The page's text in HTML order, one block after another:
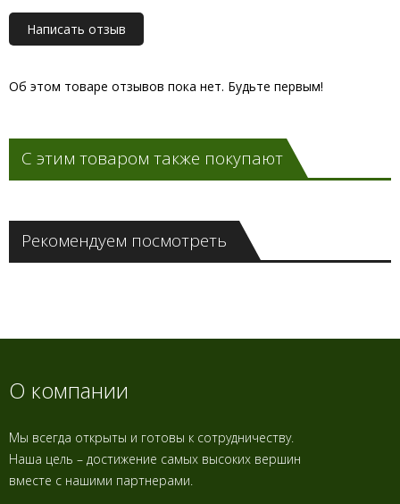
Написать отзыв
Об этом товаре отзывов пока нет. Будьте первым!
С этим товаром также покупают
Рекомендуем посмотреть
О компании
Мы всегда открыты и готовы к сотрудничеству.
Наша цель – достижение самых высоких вершин
вместе с нашими партнерами.